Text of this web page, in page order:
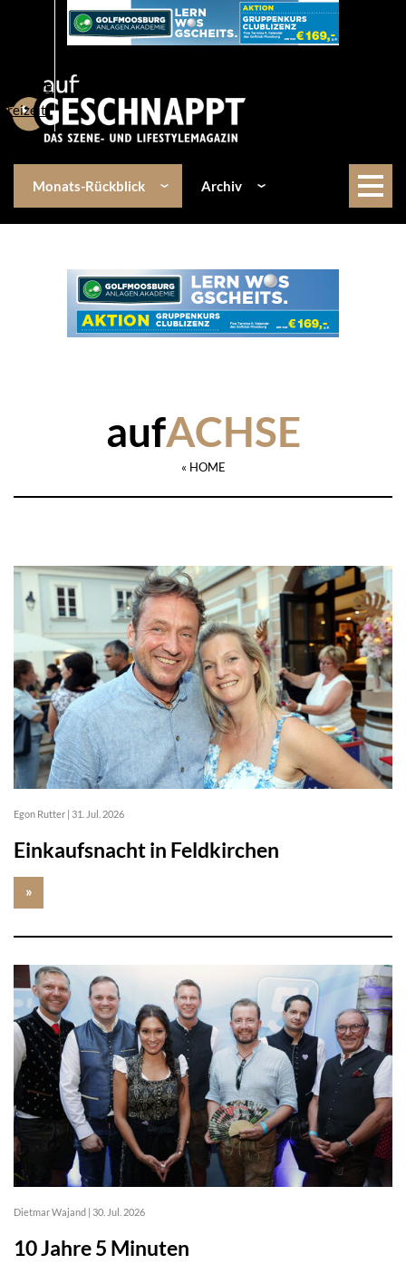
Lifestyle
Freizeit
Monats-Rückblick Archiv
aufACHSE
« HOME
Egon Rutter | 31. Jul. 2026
Einkaufsnacht in Feldkirchen
»
Dietmar Wajand 30. Jul. 2026
10 Jahre 5 Minuten